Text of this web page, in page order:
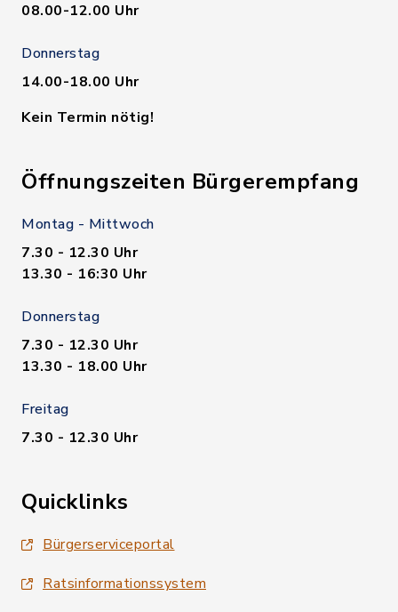
08.00-12.00 Uhr
Donnerstag
14.00-18.00 Uhr
Kein Termin nötig!
Öffnungszeiten Bürgerempfang
Montag - Mittwoch
7.30 - 12.30 Uhr
13.30 - 16:30 Uhr
Donnerstag
7.30 - 12.30 Uhr
13.30 - 18.00 Uhr
Freitag
7.30 - 12.30 Uhr
Quicklinks
Bürgerserviceportal
Ratsinformationssystem